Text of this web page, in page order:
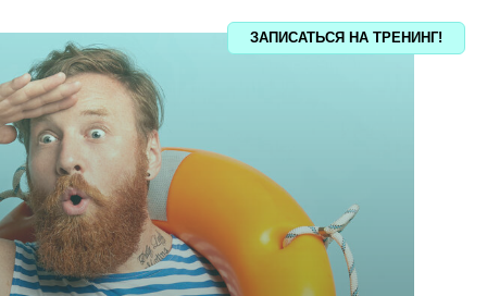
ЗАПИСАТЬСЯ НА ТРЕНИНГ!